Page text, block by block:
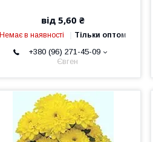
від 5,60 ₴
Немає в наявності Тільки оптом
+380 (96) 271-45-09
Євген